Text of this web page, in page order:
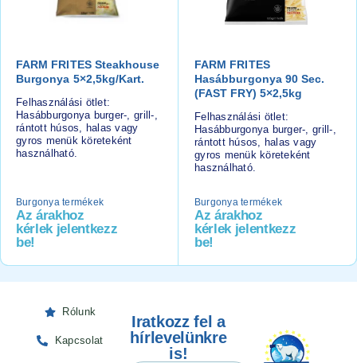
FARM FRITES Steakhouse
Burgonya 5×2,5kg/kart.
Felhasználási ötlet:
Hasábburgonya burger-, grill-,
rántott húsos, halas vagy
gyros menük köreteként
használható.
Burgonya termékek
Az árakhoz
kérlek jelentkezz
be!
FARM FRITES
Hasábburgonya 90 Sec.
(FAST FRY) 5×2,5kg
Felhasználási ötlet:
Hasábburgonya burger-, grill-,
rántott húsos, halas vagy
gyros menük köreteként
használható.
Burgonya termékek
Az árakhoz
kérlek jelentkezz
be!
Rólunk
Kapcsolat
Iratkozz fel a
hírlevelünkre
is!